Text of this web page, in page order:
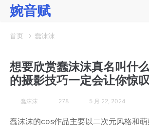
婉音赋
首页 蠢沫沫
想要欣赏蠢沫沫真名叫什
的摄影技巧一定会让你惊
蠢沫沫 278 5 月 22, 2024
蠢沫沫的cos作品主要以二次元风格和